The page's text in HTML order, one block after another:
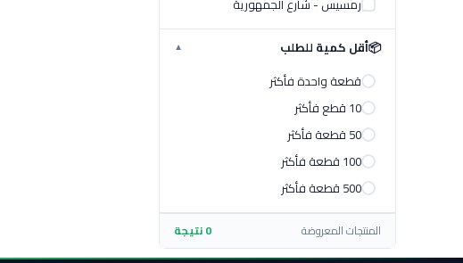
رمسيس - شارع الجمهورية
📦أقل كمية للطلب ▼
قطعة واحدة فأكثر
10 قطع فأكثر
50 قطعة فأكثر
100 قطعة فأكثر
500 قطعة فأكثر
المنتجات المعروضة 0 نتيجة